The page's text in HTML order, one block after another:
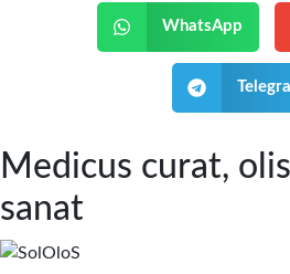
WhatsApp
Medicus curat,
sanat